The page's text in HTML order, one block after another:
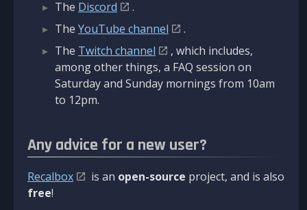
The Discord
.
The YouTube channel
.
The Twitch channel
, which includes,
among other things, a FAQ session on
Saturday and Sunday mornings from 10am
to 12pm.
Any advice for a new user?
Recalbox is an open-source project, and is also
free!